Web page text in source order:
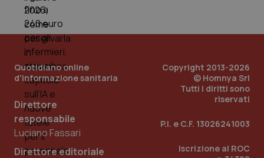
Quotidiano online
d'informazione sanitaria
Direttore
responsabile
Luciano Fassari
Direttore editoriale
Copyright 2013-2026
© Homnya Srl
Tutti i diritti sono
riservati
P.I. e C.F. 13026241003
Iscrizione al ROC